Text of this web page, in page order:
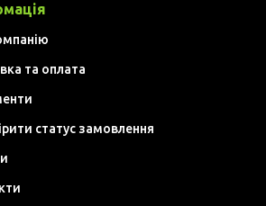
та оплата
статус замовлення